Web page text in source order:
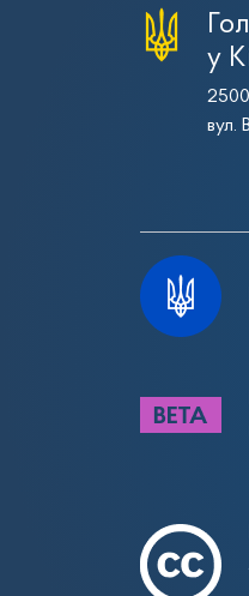
у
вул.